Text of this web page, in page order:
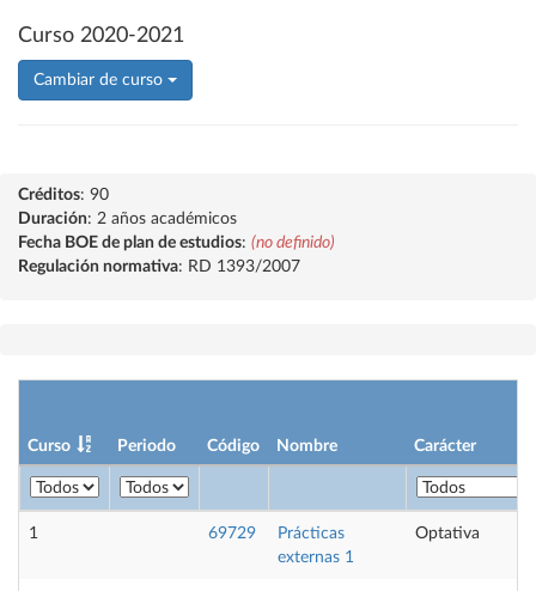
Curso 2020-2021
Cambiar de curso
Créditos: 90
Duración: 2 años académicos
Fecha BOE de plan de estudios: (no definido)
Regulación normativa: RD 1393/2007
Curso Periodo Código Nombre Carácter
1 69729
Prácticas
externas 1
Optativa